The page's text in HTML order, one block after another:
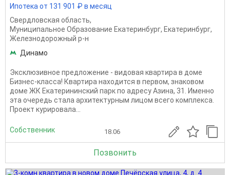
Ипотека от 131 901 ₽ в месяц
Свердловская область,
Муниципальное Образование Екатеринбург, Екатеринбург,
Железнодорожный р-н
Динамо
Эксклюзивное предложение - видовая квартира в доме
Бизнес-класса! Квартира находится в первом, знаковом
доме ЖК Екатерининский парк по адресу Азина, 31. Именно
эта очередь стала архитектурным лицом всего комплекса.
Проект курировала...
Собственник 18.06
Позвонить